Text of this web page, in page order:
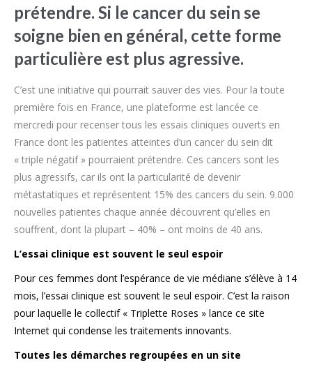
prétendre. Si le cancer du sein se
soigne bien en général, cette forme
particulière est plus agressive.
C’est une initiative qui pourrait sauver des vies. Pour la toute
première fois en France, une plateforme est lancée ce
mercredi pour recenser tous les essais cliniques ouverts en
France dont les patientes atteintes d’un cancer du sein dit
« triple négatif » pourraient prétendre. Ces cancers sont les
plus agressifs, car ils ont la particularité de devenir
métastatiques et représentent 15% des cancers du sein. 9.000
nouvelles patientes chaque année découvrent qu’elles en
souffrent, dont la plupart – 40% – ont moins de 40 ans.
L’essai clinique est souvent le seul espoir
Pour ces femmes dont l’espérance de vie médiane s’élève à 14
mois, l’essai clinique est souvent le seul espoir. C’est la raison
pour laquelle le collectif « Triplette Roses » lance ce site
Internet qui condense les traitements innovants.
Toutes les démarches regroupées en un site